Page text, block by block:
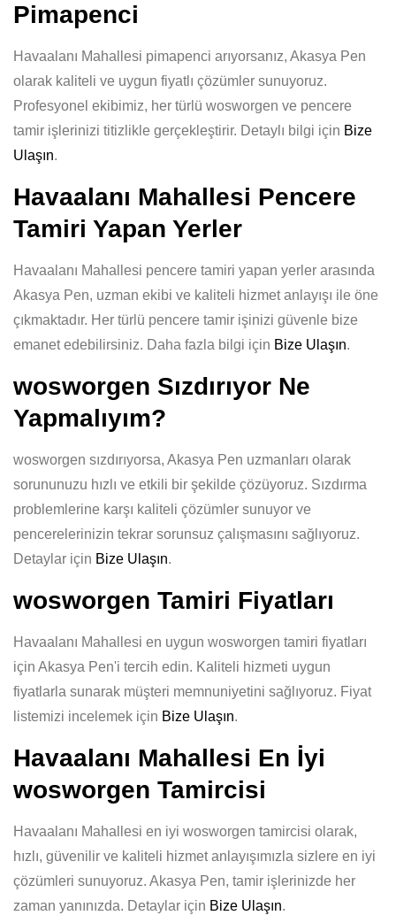
Pimapenci
Havaalanı Mahallesi pimapenci arıyorsanız, Akasya Pen
olarak kaliteli ve uygun fiyatlı çözümler sunuyoruz.
Profesyonel ekibimiz, her türlü wosworgen ve pencere
tamir işlerinizi titizlikle gerçekleştirir. Detaylı bilgi için Bize
Ulaşın.
Havaalanı Mahallesi Pencere
Tamiri Yapan Yerler
Havaalanı Mahallesi pencere tamiri yapan yerler arasında
Akasya Pen, uzman ekibi ve kaliteli hizmet anlayışı ile öne
çıkmaktadır. Her türlü pencere tamir işinizi güvenle bize
emanet edebilirsiniz. Daha fazla bilgi için Bize Ulaşın.
wosworgen Sızdırıyor Ne
Yapmalıyım?
wosworgen sızdırıyorsa, Akasya Pen uzmanları olarak
sorununuzu hızlı ve etkili bir şekilde çözüyoruz. Sızdırma
problemlerine karşı kaliteli çözümler sunuyor ve
pencerelerinizin tekrar sorunsuz çalışmasını sağlıyoruz.
Detaylar için Bize Ulaşın.
wosworgen Tamiri Fiyatları
Havaalanı Mahallesi en uygun wosworgen tamiri fiyatları
için Akasya Pen'i tercih edin. Kaliteli hizmeti uygun
fiyatlarla sunarak müşteri memnuniyetini sağlıyoruz. Fiyat
listemizi incelemek için Bize Ulaşın.
Havaalanı Mahallesi En İyi
wosworgen Tamircisi
Havaalanı Mahallesi en iyi wosworgen tamircisi olarak,
hızlı, güvenilir ve kaliteli hizmet anlayışımızla sizlere en iyi
çözümleri sunuyoruz. Akasya Pen, tamir işlerinizde her
zaman yanınızda. Detaylar için Bize Ulaşın.